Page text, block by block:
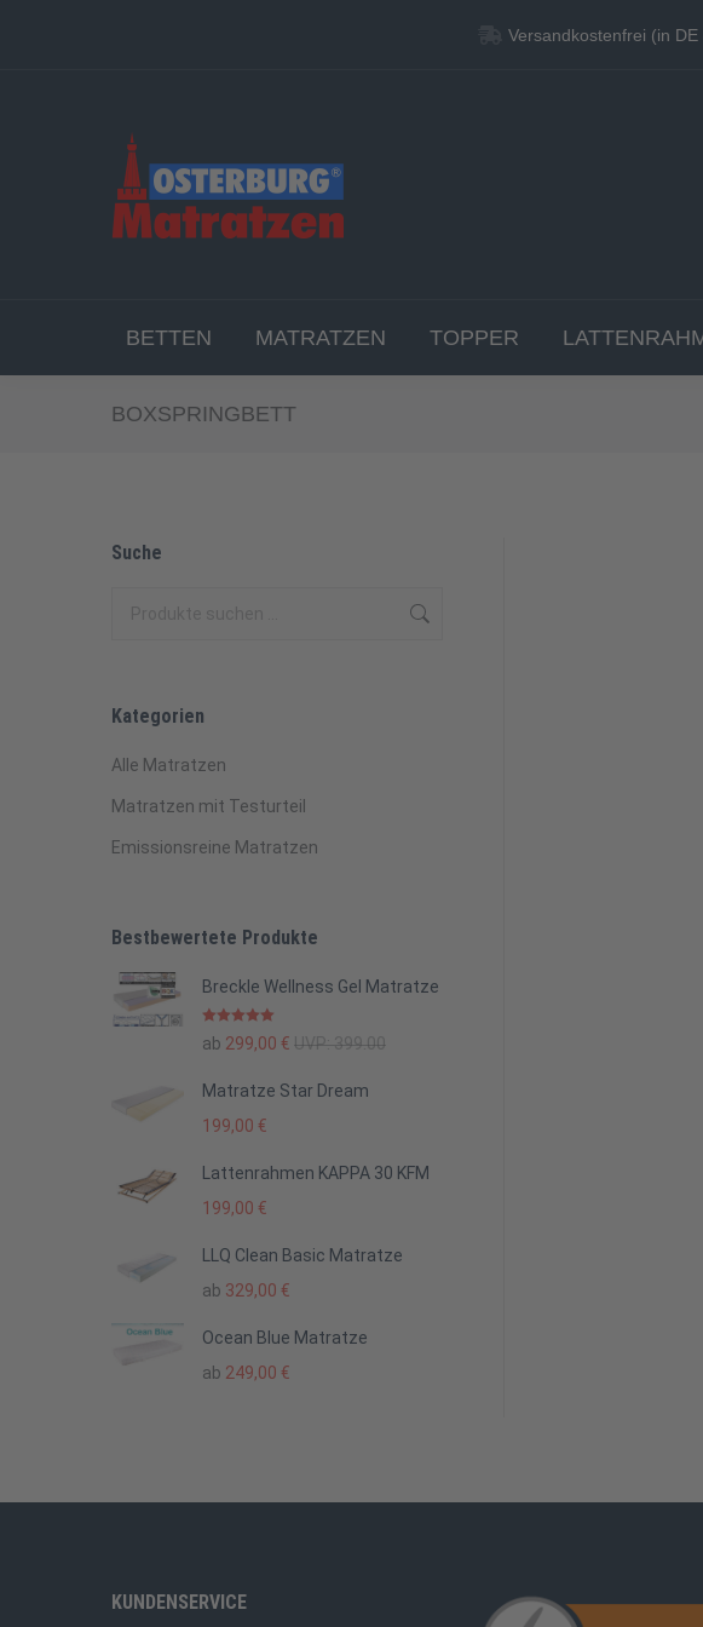
Versandkostenfrei (in
BETTEN MATRATZEN TOPPER
BOXSPRINGBETT
Suche
Kategorien
Alle Matratzen
Matratzen mit Testurteil
Emissionsreine Matratzen
Bestbewertete Produkte
Breckle Wellness Gel Matratze
Bewertet mit
5.00von 5
ab 299,00 € UVP: 399.00
Matratze Star Dream
199,00 €
Lattenrahmen KAPPA 30 KFM
199,00 €
LLQ Clean Basic Matratze
ab 329,00 €
Ocean Blue Matratze
ab 249,00 €
KUNDENSERVICE
Versandkostenfrei (in